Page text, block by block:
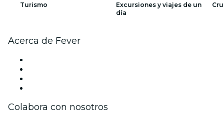
Turismo
Excursiones y viajes de un
día
Acerca de Fever
Colabora con nosotros